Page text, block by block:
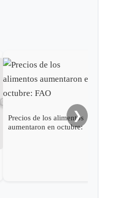
Precios de los alimentos
aumentaron en octubre:
❯